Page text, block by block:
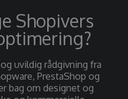
Shopivers
uvildig rådgivning fra
PrestaShop og
bag om designet og